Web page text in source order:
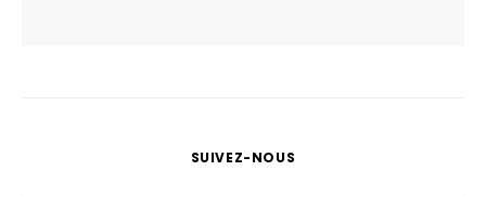
SUIVEZ-NOUS